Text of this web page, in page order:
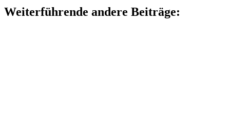
Weiterführende andere Beiträge: